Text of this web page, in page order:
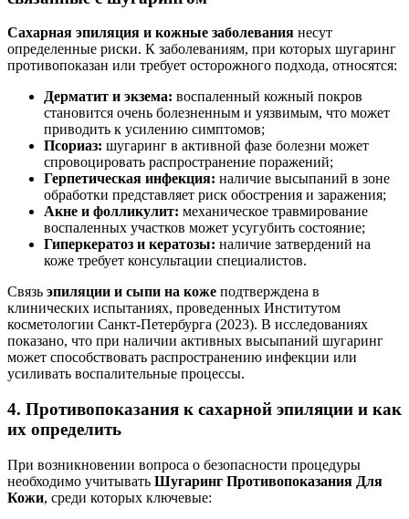
Сахарная эпиляция и кожные заболевания несут
определенные риски. К заболеваниям, при которых шугаринг
противопоказан или требует осторожного подхода, относятся:
Дерматит и экзема: воспаленный кожный покров
становится очень болезненным и уязвимым, что может
приводить к усилению симптомов;
Псориаз: шугаринг в активной фазе болезни может
спровоцировать распространение поражений;
Герпетическая инфекция: наличие высыпаний в зоне
обработки представляет риск обострения и заражения;
Акне и фолликулит: механическое травмирование
воспаленных участков может усугубить состояние;
Гиперкератоз и кератозы: наличие затвердений на
коже требует консультации специалистов.
Связь эпиляции и сыпи на коже подтверждена в
клинических испытаниях, проведенных Институтом
косметологии Санкт-Петербурга (2023). В исследованиях
показано, что при наличии активных высыпаний шугаринг
может способствовать распространению инфекции или
усиливать воспалительные процессы.
4. Противопоказания к сахарной эпиляции и как
их определить
При возникновении вопроса о безопасности процедуры
необходимо учитывать Шугаринг Противопоказания Для
Кожи, среди которых ключевые: